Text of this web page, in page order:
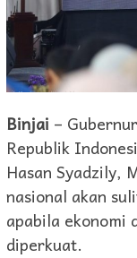
Binjai –
Republik
Hasan Syadzily,
nasional akan
apabila ekonomi
diperkuat.